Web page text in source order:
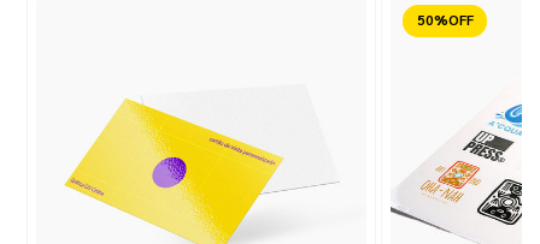
Reduzido